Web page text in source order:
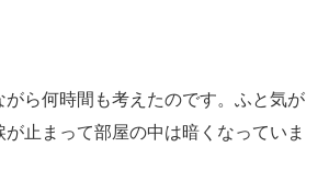
がら何時間も考えたのです。ふと気が
止まって部屋の中は暗くなっていま